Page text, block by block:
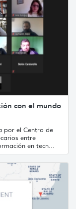
con el mundo
por el Centro de
entre
en tecn...